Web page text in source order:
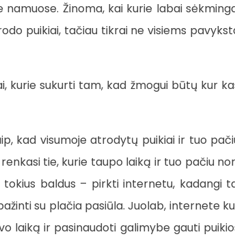
Žinoma, kai kurie labai
puikiai, tačiau tikrai ne visiems
kurie sukurti tam, kad žmogui būtų kur
kad visumoje atrodytų puikiai ir tuo
tie, kurie taupo laiką ir tuo pačiu
baldus – pirkti internetu, kadangi
su plačia pasiūla. Juolab, internete
laiką ir pasinaudoti galimybe gauti